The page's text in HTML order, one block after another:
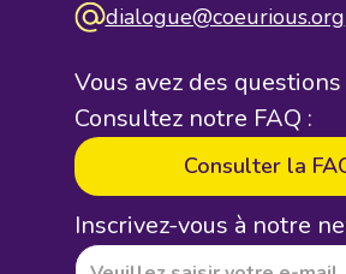
dialogue@coeurious.org
Vous avez des questions
Consultez notre FAQ :
Consulter la
Inscrivez-vous à notre